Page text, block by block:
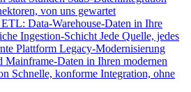
von uns gewartet
ETL: Data-Warehouse-Daten in Ihre
Ingestion-Schicht Jede Quelle, jedes
Plattform Legacy-Modernisierung
Mainframe-Daten in Ihren modernen
Schnelle, konforme Integration, ohne